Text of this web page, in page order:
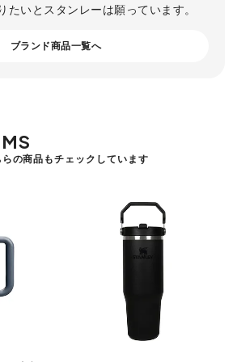
たいとスタンレーは願っています。
ブランド商品一覧へ
の商品もチェックしています